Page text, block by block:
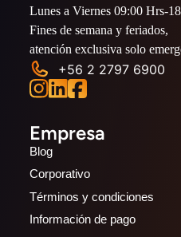
Lunes a Viernes 09:00 Hrs-
Fines de semana y feriados,
atención exclusiva solo
+56 2 2797 6900
Empresa
Blog
Corporativo
Términos y condiciones
Información de pago